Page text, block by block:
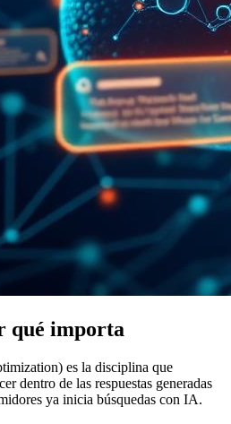
qué importa
es la disciplina que
dentro de las respuestas generadas
ya inicia búsquedas con IA.